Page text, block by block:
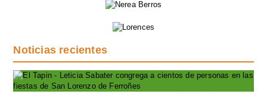
Noticias recientes